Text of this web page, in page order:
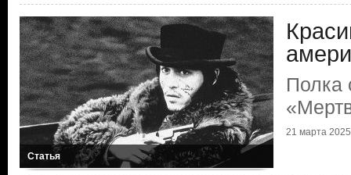
Статья
Полка
21 марта 2025